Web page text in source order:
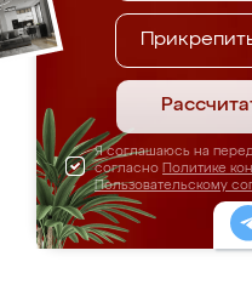
Я соглашаюсь на
согласно Политике
Пользовательскому